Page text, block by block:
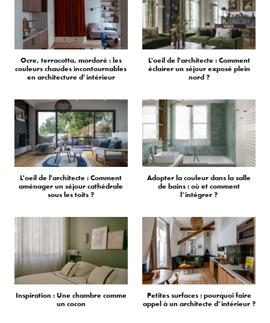
Ocre, terracotta, mordoré : les
couleurs chaudes incontournables
en architecture d’intérieur
L'oeil de l'architecte : Comment
éclairer un séjour exposé plein
nord ?
L'oeil de l'architecte : Comment
aménager un séjour cathédrale
sous les toits ?
Adopter la couleur dans la salle
de bains : où et comment
l’intégrer ?
Inspiration : Une chambre comme
un cocon
Petites surfaces : pourquoi faire
appel à un architecte d’intérieur ?